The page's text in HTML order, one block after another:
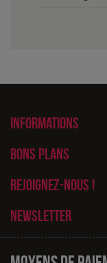
Informations
Bons plans
Rejoignez-nous !
Newsletter